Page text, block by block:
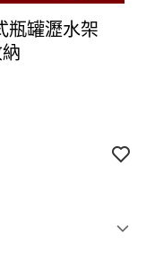
瓶罐瀝水架